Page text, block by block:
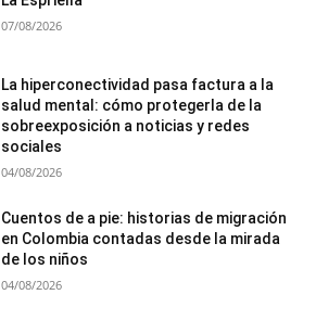
07/08/2026
La hiperconectividad pasa factura a la
salud mental: cómo protegerla de la
sobreexposición a noticias y redes
sociales
04/08/2026
Cuentos de a pie: historias de migración
en Colombia contadas desde la mirada
de los niños
04/08/2026